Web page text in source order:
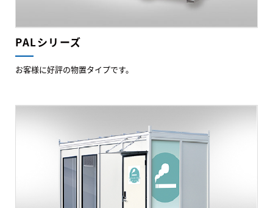
PALシリーズ
お客様に好評の物置タイプです。